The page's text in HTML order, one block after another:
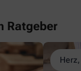
Ratgeber